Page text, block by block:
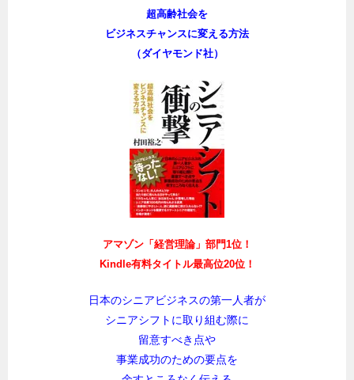
韓国・台湾でも好評発売中！
シニアシフトの衝撃
超高齢社会を
ビジネスチャンスに変える方法
（ダイヤモンド社）
Kindle有料タイトル最高位20位！
日本のシニアビジネスの第一人者が
シニアシフトに取り組む際に